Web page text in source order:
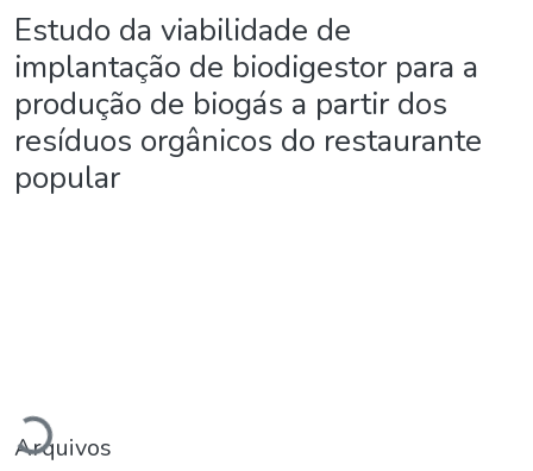
Estudo da viabilidade de
implantação de biodigestor para a
produção de biogás a partir dos
resíduos orgânicos do restaurante
popular
Carregando...
Arquivos